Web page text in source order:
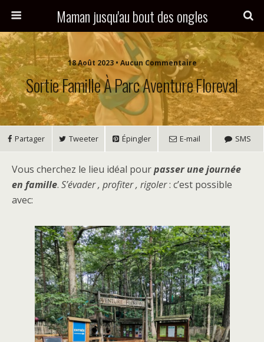
Maman jusqu'au bout des ongles
18 Août 2023 • Aucun Commentaire
Sortie Famille À Parc Aventure Floreval
Partager Tweeter Épingler E-mail SMS
Vous cherchez le lieu idéal pourpasser une journée
en famille. S’évader , profiter , rigoler: c’est possible
avec: